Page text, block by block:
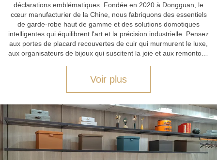
déclarations emblématiques. Fondée en 2020 à Dongguan, le
cœur manufacturier de la Chine, nous fabriquons des essentiels
de garde-robe haut de gamme et des solutions domotiques
intelligentes qui équilibrent l'art et la précision industrielle. Pensez
aux portes de placard recouvertes de cuir qui murmurent le luxe,
aux organisateurs de bijoux qui suscitent la joie et aux remontoirs
Voir plus